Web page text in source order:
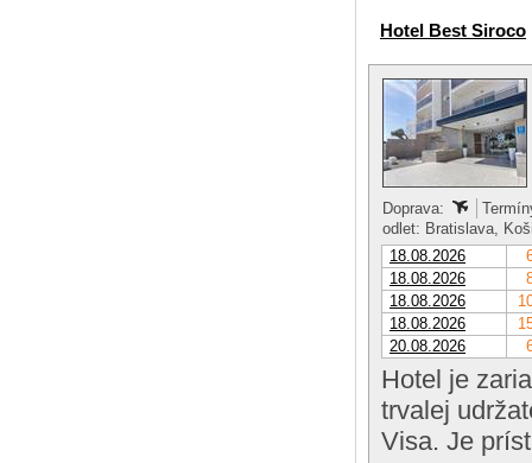
Hotel Best Siroco
Doprava:
odlet: Bratislava,
18.08.2026
18.08.2026
18.08.2026
18.08.2026
20.08.2026
Hotel je
trvalej
Visa. Je